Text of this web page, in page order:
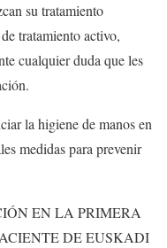
su tratamiento
tratamiento activo,
cualquier duda que les
la higiene de manos en
medidas para prevenir
EN LA PRIMERA
DE EUSKADI